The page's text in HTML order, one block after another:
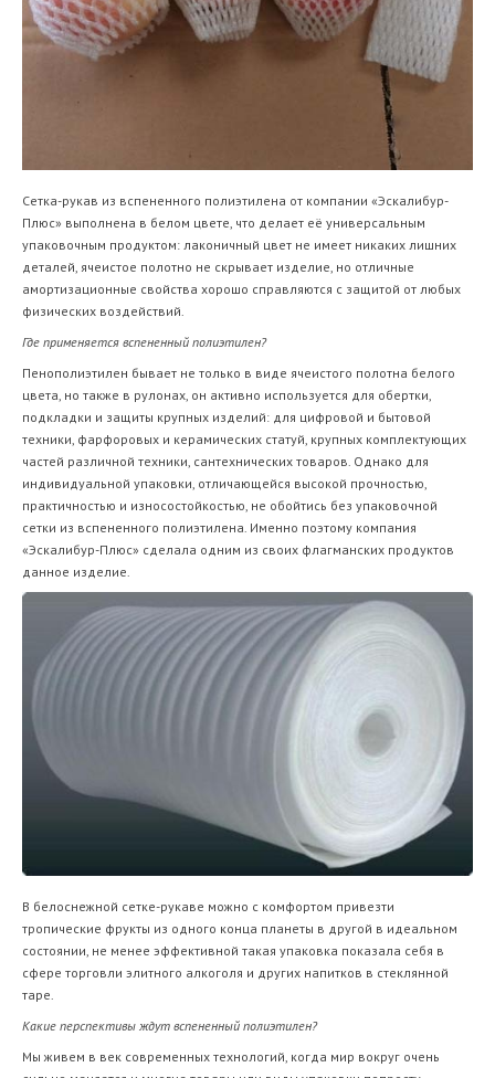
Сетка-рукав из вспененного полиэтилена от компании «Эскалибур-
Плюс» выполнена в белом цвете, что делает её универсальным
упаковочным продуктом: лаконичный цвет не имеет никаких лишних
деталей, ячеистое полотно не скрывает изделие, но отличные
амортизационные свойства хорошо справляются с защитой от любых
физических воздействий.
Где применяется вспененный полиэтилен?
Пенополиэтилен бывает не только в виде ячеистого полотна белого
цвета, но также в рулонах, он активно используется для обертки,
подкладки и защиты крупных изделий: для цифровой и бытовой
техники, фарфоровых и керамических статуй, крупных комплектующих
частей различной техники, сантехнических товаров. Однако для
индивидуальной упаковки, отличающейся высокой прочностью,
практичностью и износостойкостью, не обойтись без упаковочной
сетки из вспененного полиэтилена. Именно поэтому компания
«Эскалибур-Плюс» сделала одним из своих флагманских продуктов
данное изделие.
В белоснежной сетке-рукаве можно с комфортом привезти
тропические фрукты из одного конца планеты в другой в идеальном
состоянии, не менее эффективной такая упаковка показала себя в
сфере торговли элитного алкоголя и других напитков в стеклянной
таре.
Какие перспективы ждут вспененный полиэтилен?
Мы живем в век современных технологий, когда мир вокруг очень